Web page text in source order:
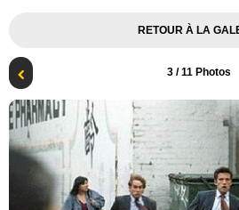
RETOUR À LA
3 / 11 Photos